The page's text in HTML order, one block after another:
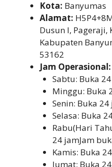
Kota: Banyumas
Alamat:
Dusun I, Pageraji,
Kabupaten
53162
Jam Operasional:
Sabtu: Buka
Minggu: Buka
Senin: Buka
Selasa: Buka
Rabu(Hari
24 jamJam
Kamis: Buka
Jumat: Buka